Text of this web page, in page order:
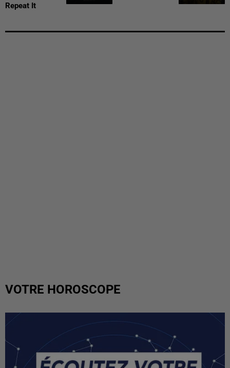
Repeat It
VOTRE HOROSCOPE